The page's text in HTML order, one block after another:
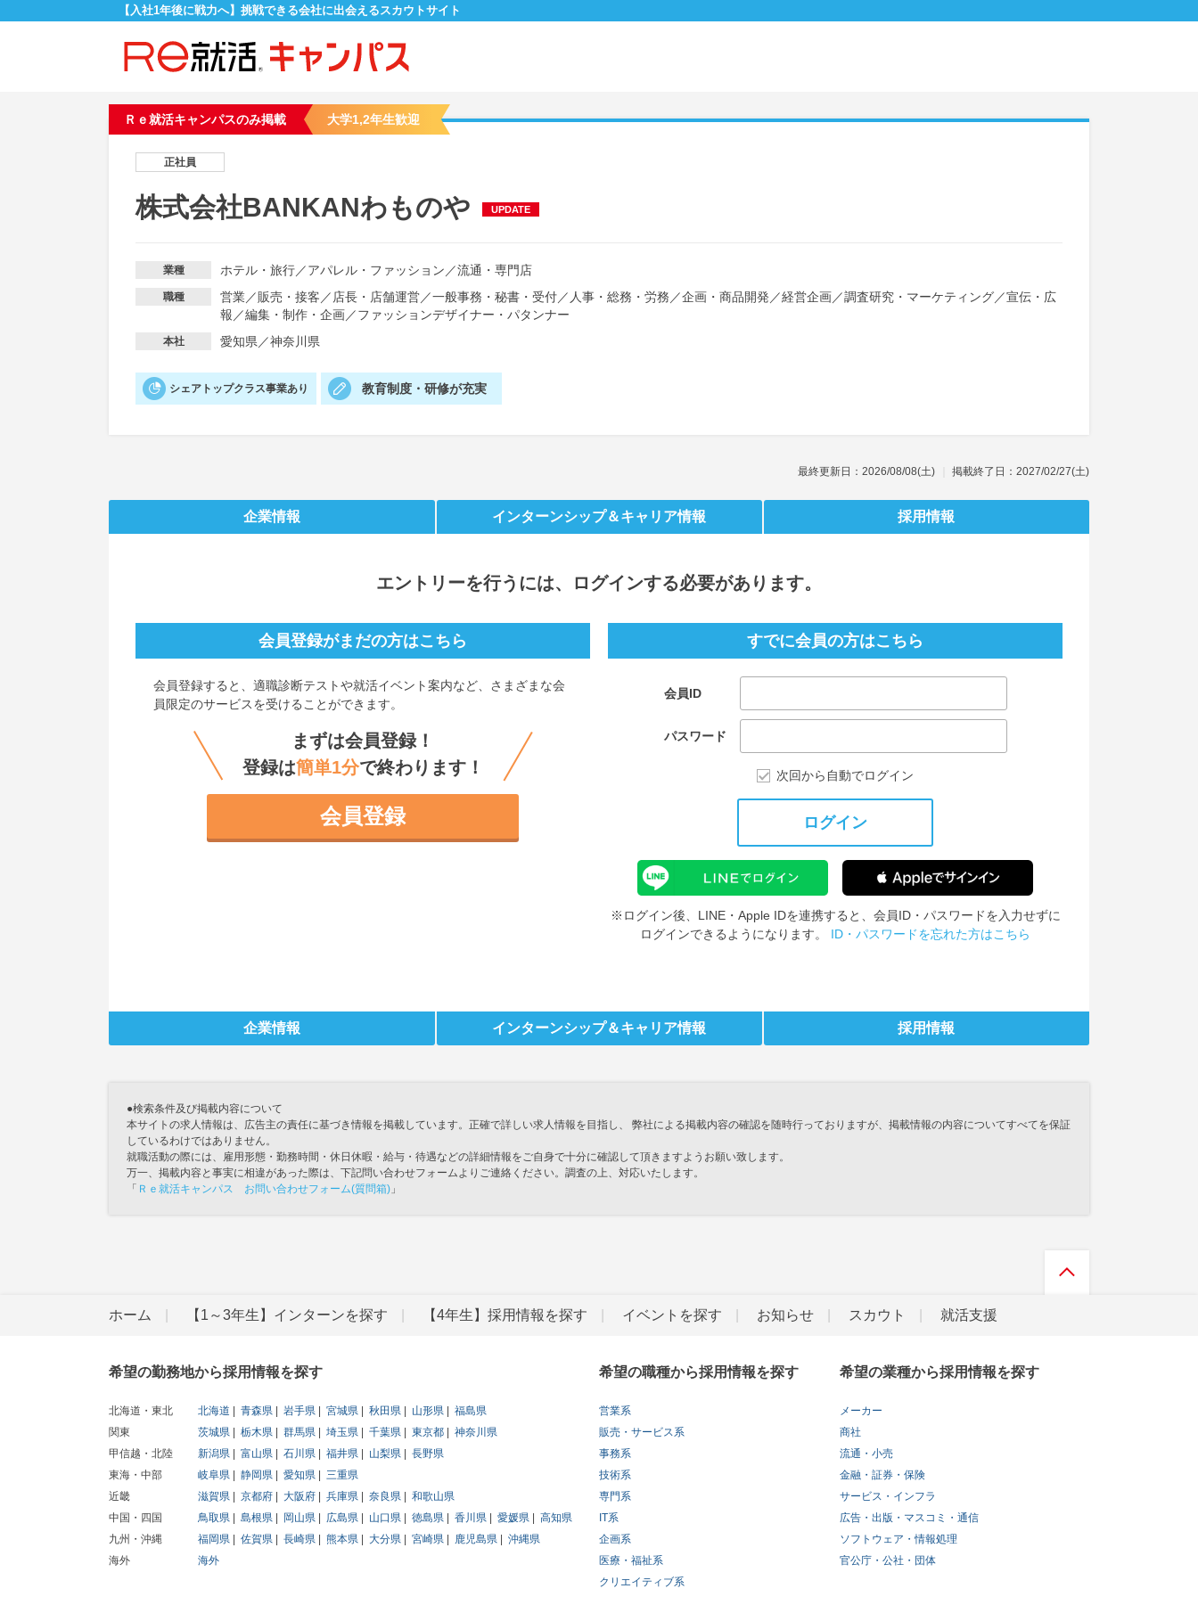
【入社1年後に戦力へ】挑戦できる会社に出会えるスカウトサイト
Ｒｅ就活キャンパスのみ掲載 大学1,2年生歓迎
正社員
株式会社BANKANわものや UPDATE
業種 ホテル・旅行／アパレル・ファッション ／流通・専門店
職種 営業／販売・接客 ／ 店長・店舗運営／一般事務・秘書・受付／ 人事・総務・労務 ／企画・商品開発 ／経営企画／調査研究・マーケティング／宣伝・広
報 ／編集・制作・企画／ファッションデザイナー・パタンナー
本社 愛知県／神奈川県
シェアトップクラス事業あり 教育制度・研修が充実
最終更新日：2026/08/08(土) 掲載終了日：2027/02/27(土)
企業情報 インターンシップ＆キャリア情報 採用情報
エントリーを行うには、ログインする必要があります。
すでに会員の方はこちら
会員ID
パスワード
次回から自動でログイン
ログイン
※ログイン後、LINE・Apple IDを連携すると、会員ID・パスワードを入力せずに
ログインできるようになります。 ID・パスワードを忘れた方はこちら
会員登録がまだの方はこちら
会員登録すると、 適職診断テストや就活イベント案内など、さまざまな会
員限定のサービスを受けることができます。
まずは会員登録！
登録は簡単1分で終わります！
会員登録
企業情報 インターンシップ＆キャリア情報 採用情報
●検索条件及び掲載内容について
本サイトの求人情報は、広告主の責任に基づき情報を掲載しています。正確で詳しい求人情報を目指し、 弊社による掲載内容の確認を随時行っておりますが、掲載情報の内容についてすべてを保証
しているわけではありません。
就職活動の際には、雇用形態・勤務時間・休日休暇・給与・待遇などの詳細情報をご自身で十分に確認して頂きますようお願い致します。
万一、掲載内容と事実に相違があった際は、下記問い合わせフォームよりご連絡ください。調査の上、対応いたします。
「 Ｒｅ就活キャンパス お問い合わせフォーム(質問箱) 」
ホーム 【1～3年生】インターンを探す 【4年生】採用情報を探す イベントを探す お知らせ スカウト 就活支援
希望の勤務地から採用情報を探す
北海道・東北 北海道 青森県 岩手県 宮城県 秋田県 山形県
福島県
関東
茨城県 栃木県 群馬県 埼玉県 千葉県 東京都
神奈川県
甲信越・北陸
新潟県 富山県 石川県 福井県 山梨県
長野県
東海・中部
岐阜県 静岡県 愛知県
三重県
近畿
滋賀県 京都府 大阪府 兵庫県 奈良県
和歌山県
中国・四国
鳥取県 島根県 岡山県 広島県 山口県 徳島県 香川県 愛媛県
高知県
九州・沖縄
福岡県 佐賀県 長崎県 熊本県 大分県 宮崎県 鹿児島県
沖縄県
海外
海外
希望の職種から採用情報を探す
営業系
販売・サービス系
事務系
技術系
専門系
IT系
企画系
医療・福祉系
クリエイティブ系
希望の業種から採用情報を探す
メーカー
商社
流通・小売
金融・証券・保険
サービス・インフラ
広告・出版・マスコミ・通信
ソフトウェア・情報処理
官公庁・公社・団体